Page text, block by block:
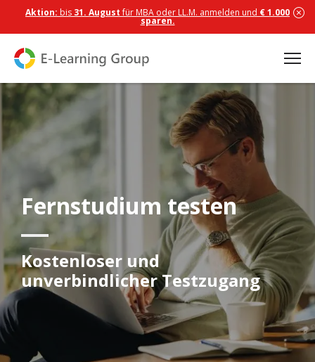
Aktion: bis 31. Augustfür MBA oder LL.M. anmelden und € 1.000
sparen.
Fernstudium testen
Kostenloser und
unverbindlicher Testzugang